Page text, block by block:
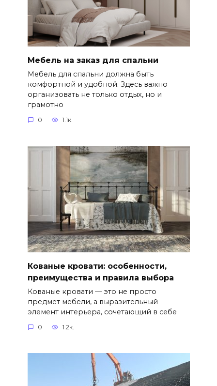
Мебель на заказ для спальни
Мебель для спальни должна быть
комфортной и удобной. Здесь важно
организовать не только отдых, но и
грамотно
0 1.1к.
Кованые кровати: особенности,
преимущества и правила выбора
Кованые кровати — это не просто
предмет мебели, а выразительный
элемент интерьера, сочетающий в себе
0 1.2к.